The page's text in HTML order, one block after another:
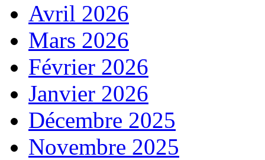
Avril 2026
Mars 2026
Février 2026
Janvier 2026
Décembre 2025
Novembre 2025